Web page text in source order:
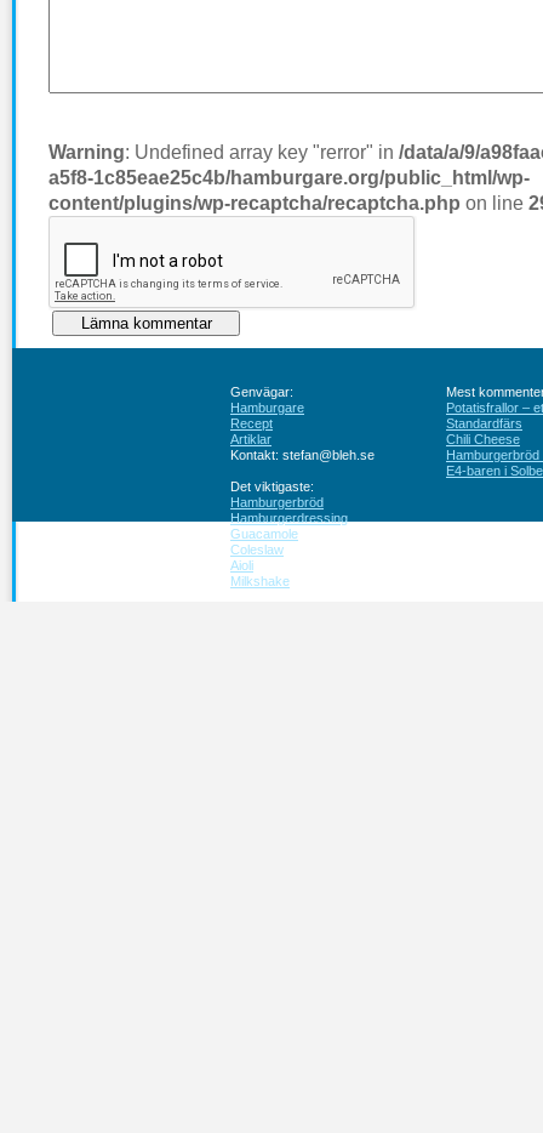
Warning: Undefined array key "rerror" in /data/a/9/
a5f8-1c85eae25c4b/hamburgare.org/public_html/wp-
content/plugins/wp-recaptcha/recaptcha.php on line
Genvägar:
Hamburgare
Recept
Artiklar
Kontakt: stefan@bleh.se
Mest
Potatisfrallor –
Standardfärs
Chili Cheese
E4-baren i
Det viktigaste:
Hamburgerbröd
Hamburgerdressing
Guacamole
Coleslaw
Aioli
Milkshake